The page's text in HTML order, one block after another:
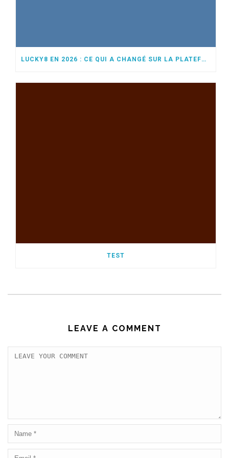
LUCKY8 EN 2026 : CE QUI A CHANGÉ SUR LA PLATEFORME CETTE ANNÉE
TEST
LEAVE A COMMENT